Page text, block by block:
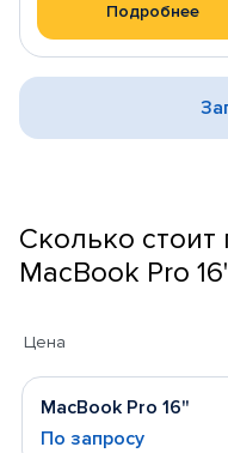
Подробнее
Сколько
MacBook Pro
Цена
MacBook Pro 16"
По запросу